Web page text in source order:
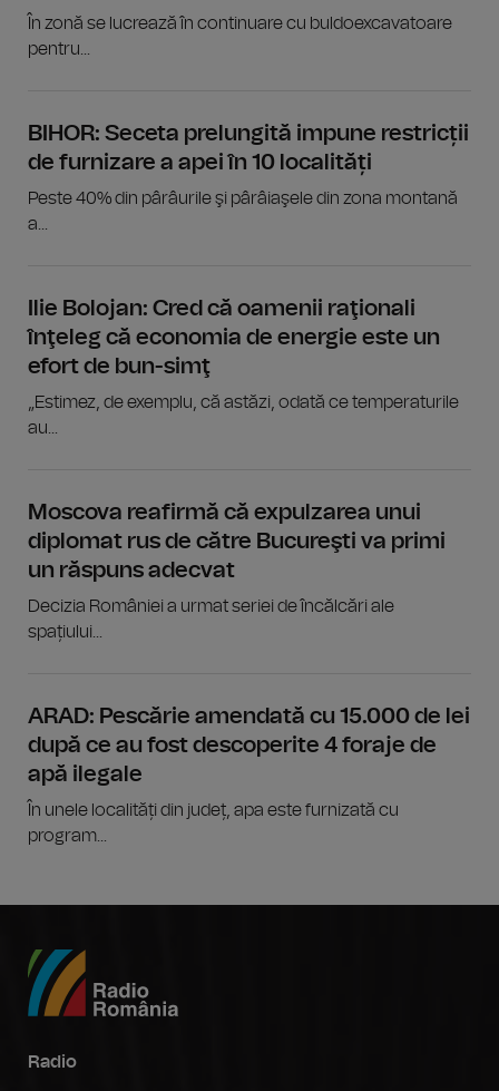
În zonă se lucrează în continuare cu buldoexcavatoare
pentru...
BIHOR: Seceta prelungită impune restricții
de furnizare a apei în 10 localități
Peste 40% din pârâurile şi pârâiaşele din zona montană
a...
Ilie Bolojan: Cred că oamenii raţionali
înţeleg că economia de energie este un
efort de bun-simţ
„Estimez, de exemplu, că astăzi, odată ce temperaturile
au...
Moscova reafirmă că expulzarea unui
diplomat rus de către Bucureşti va primi
un răspuns adecvat
Decizia României a urmat seriei de încălcări ale
spațiului...
ARAD: Pescărie amendată cu 15.000 de lei
după ce au fost descoperite 4 foraje de
apă ilegale
În unele localități din județ, apa este furnizată cu
program...
Radio